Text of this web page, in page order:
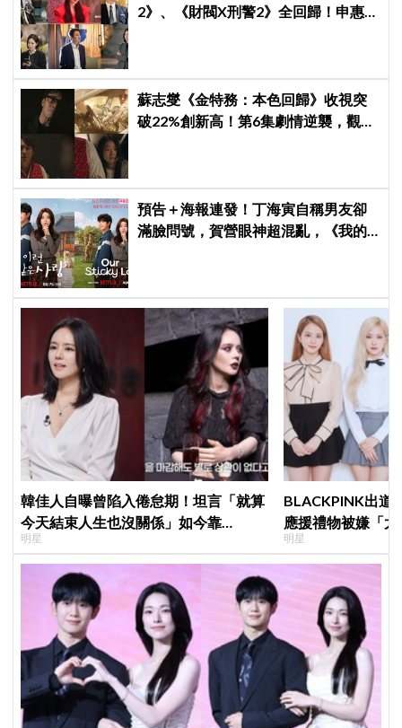
2》、《財閥X刑警2》全回歸！申惠
蘇志燮《金特務：本色回歸》收視突
破22%創新高！第6集劇情逆襲，觀眾
預告＋海報連發！丁海寅自稱男友卻
滿臉問號，賀營眼神超混亂，《我的
韓佳人自曝曾陷入倦怠期！坦言「就算
今天結束人生也沒關係」如今靠
YouTube重拾生活樂趣
明星
BLACKPINK出道
應援禮物被嫌「
群嘲
明星